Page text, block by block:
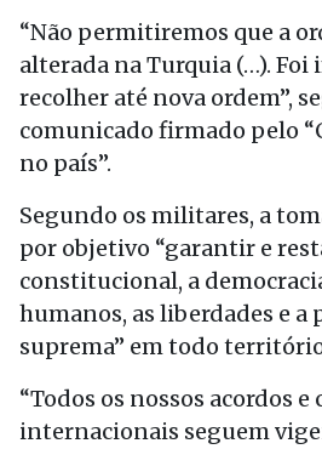
“Não permitiremos que a
alterada na Turquia (…). Foi
recolher até nova ordem”,
comunicado firmado pelo
no país”.
Segundo os militares, a
por objetivo “garantir e
constitucional, a
humanos, as liberdades e a
suprema” em todo
“Todos os nossos acordos
internacionais seguem